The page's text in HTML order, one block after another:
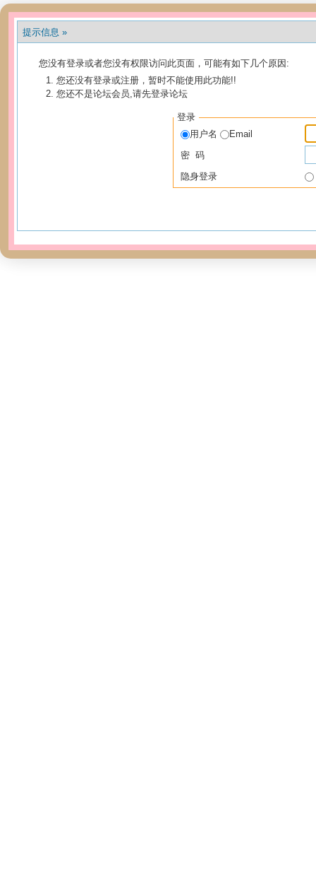
提示信息 »
您没有登录或者您没有权限访问此页面，可能有如下几个原因:
您还没有登录或注册，暂时不能使用此功能!!
您还不是论坛会员,请先登录论坛
登录
用户名
Email
密 码
隐身登录